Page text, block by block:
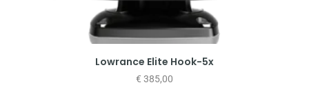
Lowrance Elite Hook-5x
€ 385,00